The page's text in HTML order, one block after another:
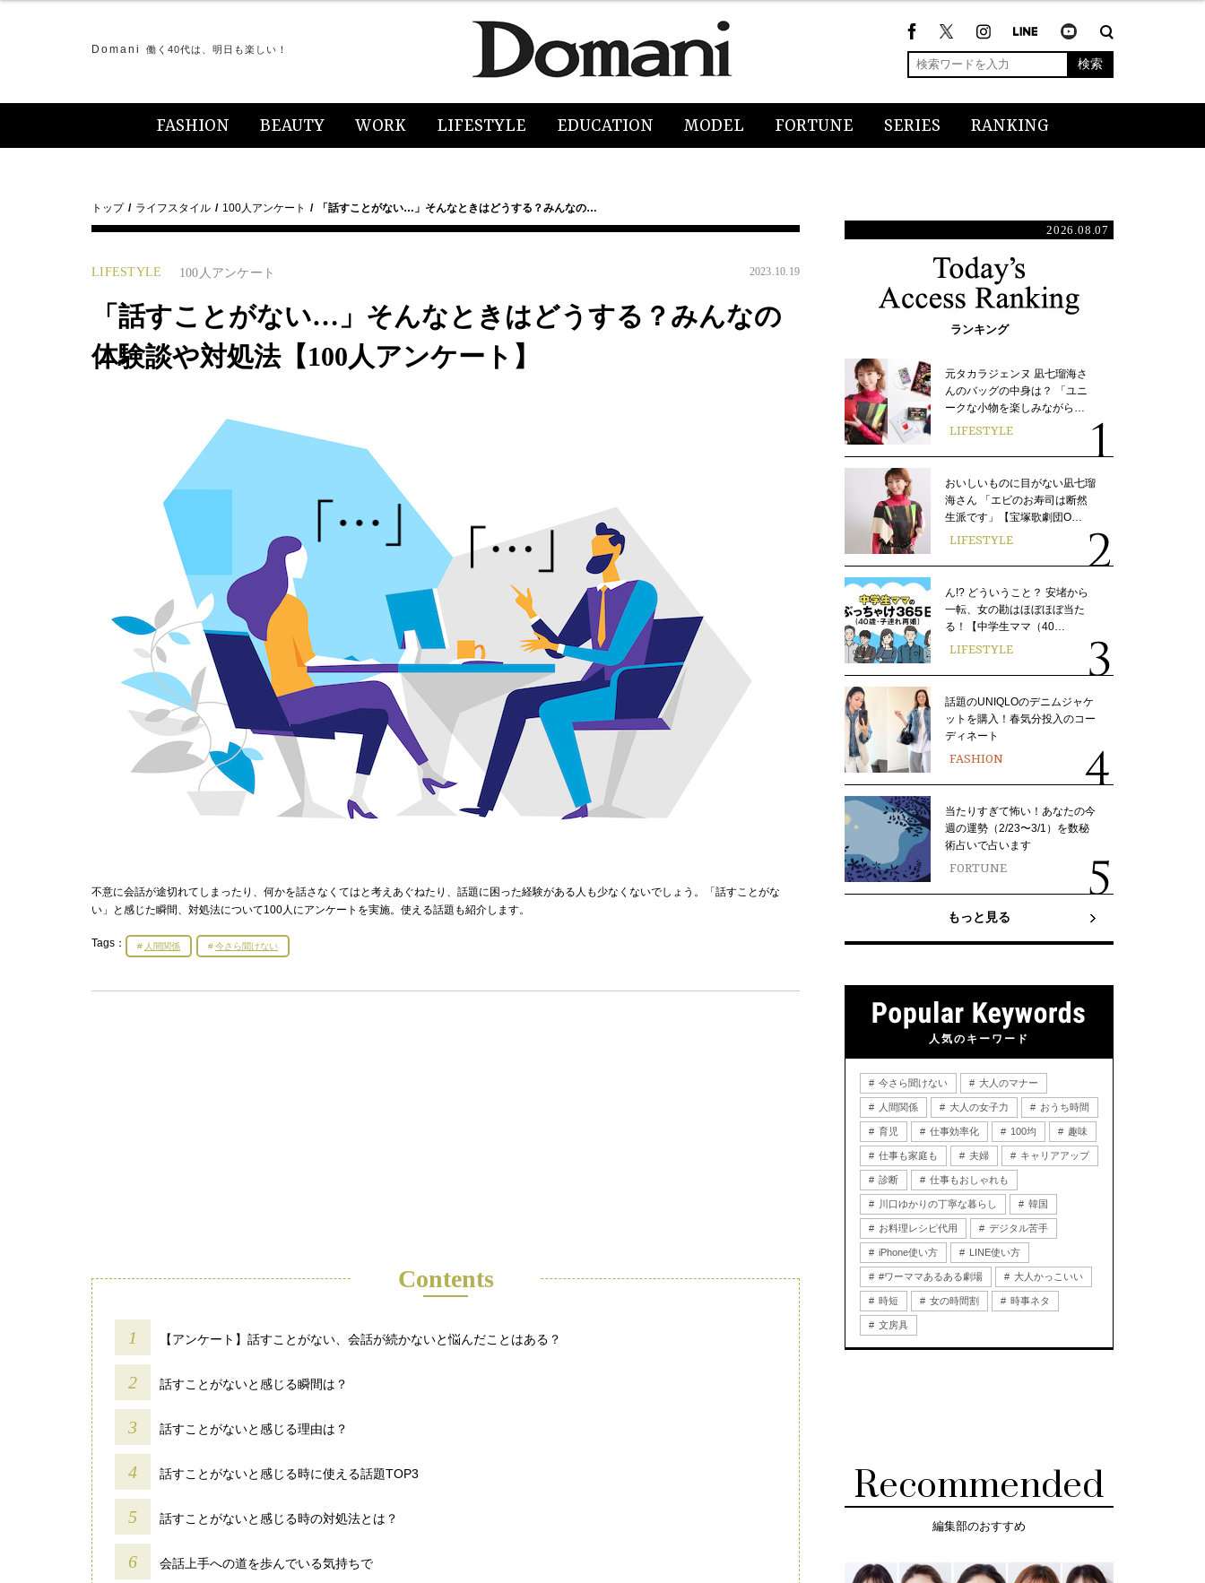
Domani 働く40代は、明日も楽しい！
検索
FASHION BEAUTY WORK LIFESTYLE EDUCATION MODEL FORTUNE SERIES RANKING
トップ ライフスタイル 100人アンケート 「話すことがない…」そんなときはどうする？みんなの…
LIFESTYLE 100人アンケート 2023.10.19
「話すことがない…」そんなときはどうする？みんなの
体験談や対処法【100人アンケート】
不意に会話が途切れてしまったり、何かを話さなくてはと考えあぐねたり、話題に困った経験がある人も少なくないでしょう。「話すことがな
い」と感じた瞬間、対処法について100人にアンケートを実施。使える話題も紹介します。
Tags： 人間関係 今さら聞けない
Contents
【アンケート】話すことがない、会話が続かないと悩んだことはある？
話すことがないと感じる瞬間は？
話すことがないと感じる理由は？
話すことがないと感じる時に使える話題TOP3
話すことがないと感じる時の対処法とは？
会話上手への道を歩んでいる気持ちで
2026.08.07
ランキング
元タカラジェンヌ 凪七瑠海さ
んのバッグの中身は？ 「ユニ
ークな小物を楽しみながら…
LIFESTYLE
おいしいものに目がない凪七瑠
海さん 「エビのお寿司は断然
生派です」【宝塚歌劇団O…
LIFESTYLE
ん!? どういうこと？ 安堵から
一転、女の勘はほぼほぼ当た
る！【中学生ママ（40…
LIFESTYLE
話題のUNIQLOのデニムジャケ
ットを購入！春気分投入のコー
ディネート
FASHION
当たりすぎて怖い！あなたの今
週の運勢（2/23〜3/1）を数秘
術占いで占います
FORTUNE
もっと見る
人気のキーワード
今さら聞けない 大人のマナー
人間関係 大人の女子力 おうち時間
育児 仕事効率化 100均 趣味
仕事も家庭も 夫婦 キャリアアップ
診断 仕事もおしゃれも
川口ゆかりの丁寧な暮らし 韓国
お料理レシピ代用 デジタル苦手
iPhone使い方 LINE使い方
#ワーママあるある劇場 大人かっこいい
時短 女の時間割 時事ネタ
文房具
Recommended
編集部のおすすめ